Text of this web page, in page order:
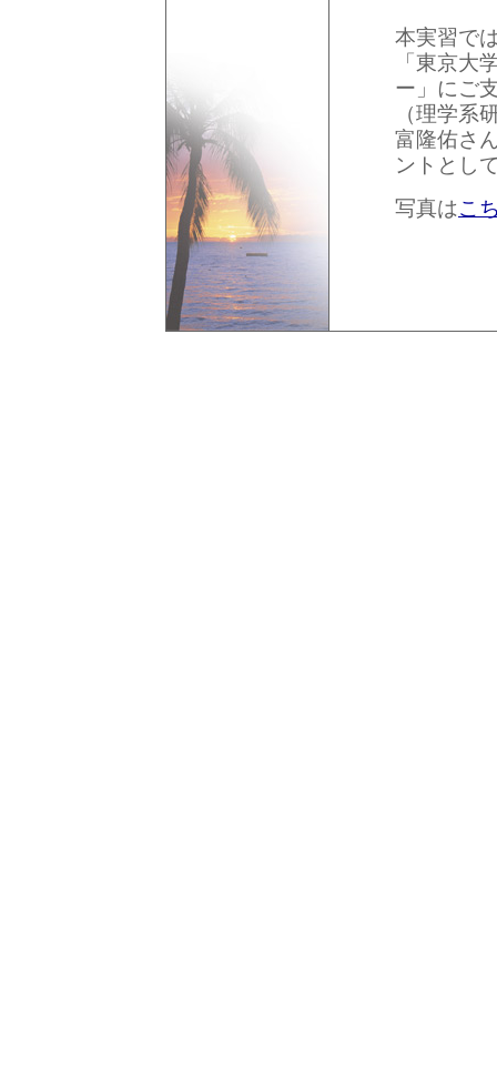
本実習で
「東京大
ー」にご
（理学系
富隆佑さ
ントとし
写真はこ